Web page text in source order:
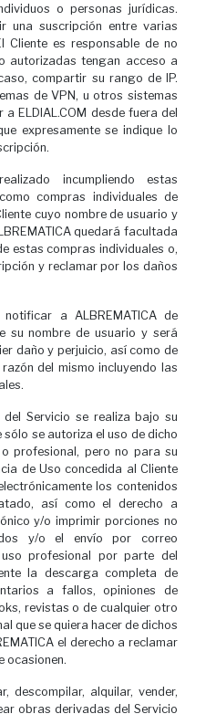
o personas jurídicas.
una suscripción entre varias
Cliente es responsable de no
autorizadas tengan acceso a
compartir su rango de IP.
de VPN, u otros sistemas
ELDIAL.COM desde fuera del
expresamente se indique lo
incumpliendo estas
compras individuales de
cuyo nombre de usuario y
quedará facultada
estas compras individuales o,
y reclamar por los daños
a ALBREMATICA de
su nombre de usuario y será
daño y perjuicio, así como de
del mismo incluyendo las
del Servicio se realiza bajo su
se autoriza el uso de dicho
profesional, pero no para su
de Uso concedida al Cliente
los contenidos
así como el derecho a
y/o imprimir porciones no
y/o el envío por correo
profesional por parte del
la descarga completa de
a fallos, opiniones de
revistas o de cualquier otro
que se quiera hacer de dichos
el derecho a reclamar
ocasionen.
descompilar, alquilar, vender,
obras derivadas del Servicio